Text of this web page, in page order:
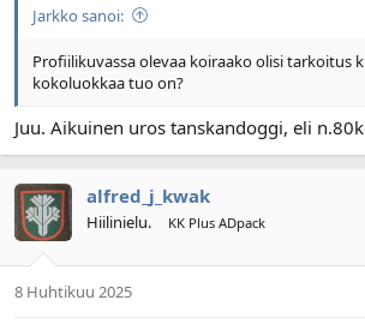
Jarkko sanoi:
Profiilikuvassa olevaa koiraako olisi tarkoitus
kokoluokkaa tuo on?
Juu. Aikuinen uros tanskandoggi, eli
alfred_j_kwak
Hiilinielu. KK Plus ADpack
8 Huhtikuu 2025